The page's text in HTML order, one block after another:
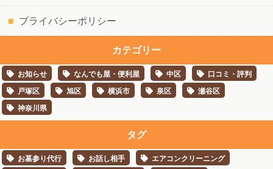
プライバシーポリシー
カテゴリー
お知らせ なんでも屋・便利屋 中区
口コミ・評判
戸塚区
旭区 横浜市 泉区
瀬谷区
神奈川県
タグ
お墓参り代行 お話し相手
エアコンクリーニング